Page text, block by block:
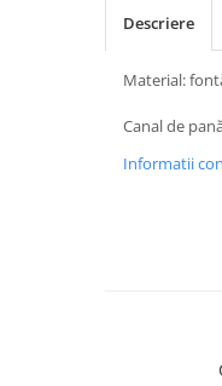
Descriere
Material:
Canal de
Informatii